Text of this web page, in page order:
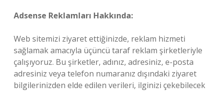
Adsense Reklamları Hakkında:
Web sitemizi ziyaret ettiğinizde, reklam hizmeti
sağlamak amacıyla üçüncü taraf reklam şirketleriyle
çalışıyoruz. Bu şirketler, adınız, adresiniz, e-posta
adresiniz veya telefon numaranız dışındaki ziyaret
bilgilerinizden elde edilen verileri, ilginizi çekebilecek